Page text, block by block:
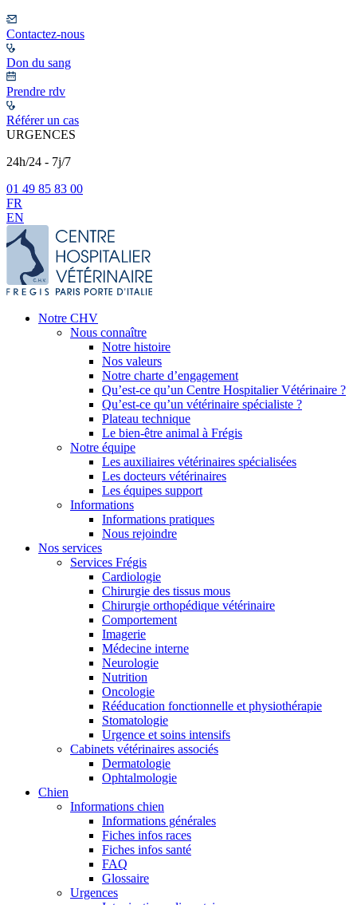
Contactez-nous
Don du sang
Prendre rdv
Référer un cas
URGENCES
24h/24 - 7j/7
01 49 85 83 00
FR
EN
Notre CHV
Nous connaître
Notre histoire
Nos valeurs
Notre charte d’engagement
Qu’est-ce qu’un Centre Hospitalier Vétérinaire ?
Qu’est-ce qu’un vétérinaire spécialiste ?
Plateau technique
Le bien-être animal à Frégis
Notre équipe
Les auxiliaires vétérinaires spécialisées
Les docteurs vétérinaires
Les équipes support
Informations
Informations pratiques
Nous rejoindre
Nos services
Services Frégis
Cardiologie
Chirurgie des tissus mous
Chirurgie orthopédique vétérinaire
Comportement
Imagerie
Médecine interne
Neurologie
Nutrition
Oncologie
Rééducation fonctionnelle et physiothérapie
Stomatologie
Urgence et soins intensifs
Cabinets vétérinaires associés
Dermatologie
Ophtalmologie
Chien
Informations chien
Informations générales
Fiches infos races
Fiches infos santé
FAQ
Glossaire
Urgences